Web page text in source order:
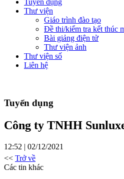
Tuyển dụng
Thư viện
Giáo trình đào tạo
Đề thi/kiểm tra kết thúc
Bài giảng điện tử
Thư viện ảnh
Thư viện số
Liên hệ
Tuyển dụng
Công ty TNHH
12:52 | 02/12/2021
<< Trở về
Các tin khác